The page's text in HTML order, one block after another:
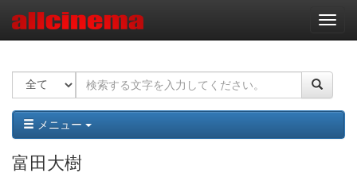
ナ
ビ
ー
ョ
ン
メニュー
富田大樹